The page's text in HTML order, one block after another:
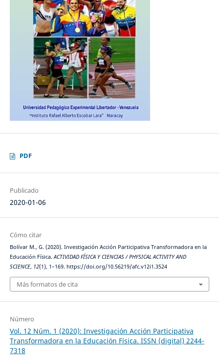
PDF
Publicado
2020-01-06
Cómo citar
Bolívar M., G. (2020). Investigación Acción Participativa Transformadora en la
Educación Física.ACTIVIDAD FÍSICA Y CIENCIAS / PHYSICAL ACTIVITY AND
SCIENCE, 12(1), 1–169. https://doi.org/10.56219/afc.v12i1.3524
Más formatos de cita
Número
Vol. 12 Núm. 1 (2020): Investigación Acción Participativa
Transformadora en la Educación Física. ISSN (digital) 2244-
7318